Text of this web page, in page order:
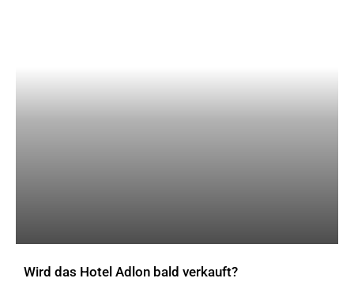
Wird das Hotel Adlon bald verkauft?